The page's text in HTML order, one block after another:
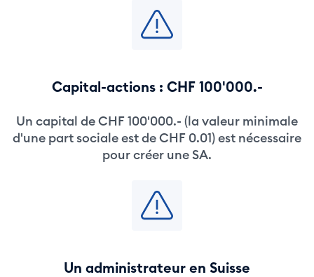
Capital-actions : CHF 100'000.-
Un capital de CHF 100'000.- (la valeur minimale
d'une part sociale est de CHF 0.01) est nécessaire
pour créer une SA.
Un administrateur en Suisse